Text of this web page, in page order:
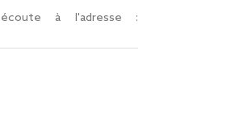
à l'adresse :